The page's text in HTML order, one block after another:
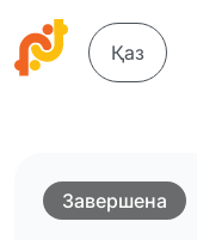
Қаз
Завершена